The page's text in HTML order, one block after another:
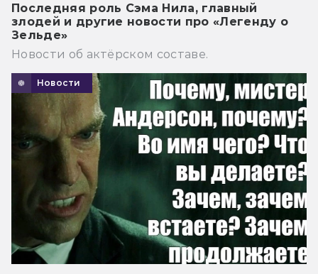
Последняя роль Сэма Нила, главный
злодей и другие новости про «Легенду о
Зельде»
Новости об актёрском составе.
Новости